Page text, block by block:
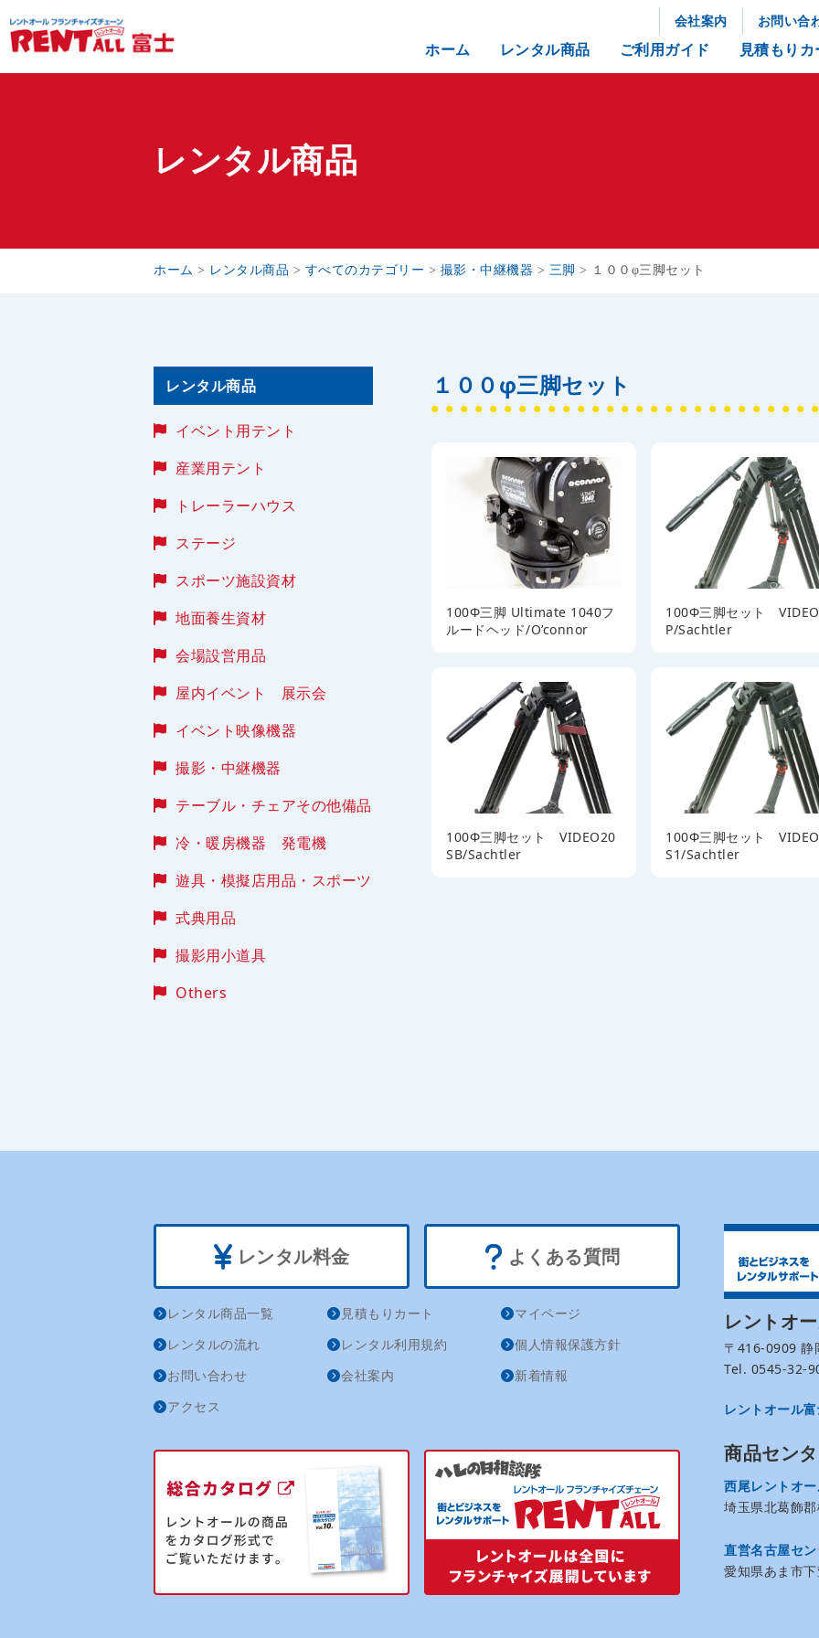
会社案内 お問い合
ホーム レンタル商品 ご利用ガイド 見積もり
レンタル商品
ホーム > レンタル商品 > すべてのカテゴリー > 撮影・中継機器 > 三脚 > １００φ三脚セット
レンタル商品
イベント用テント
産業用テント
トレーラーハウス
ステージ
スポーツ施設資材
地面養生資材
会場設営用品
屋内イベント 展示会
イベント映像機器
撮影・中継機器
テーブル・チェアその他備品
冷・暖房機器 発電機
遊具・模擬店用品・スポーツ
式典用品
撮影用小道具
Others
１００φ三脚セット
100Φ三脚 Ultimate 1040フ
ルードヘッド/O’connor
100Φ三脚セット
P/Sachtler
100Φ三脚セット VIDEO20
SB/Sachtler
100Φ三脚セット
S1/Sachtler
レンタル料金 よくある質問
レンタル商品一覧 見積もりカート
マイページ
レンタルの流れ
レンタル利用規約
個人情報保護方針
お問い合わせ
会社案内
新着情報
アクセス
レントオ
〒416-0909 静
Tel. 0545-
レントオール
商品セン
西尾レントオ
埼玉県北葛飾
直営名古屋セ
愛知県あま市